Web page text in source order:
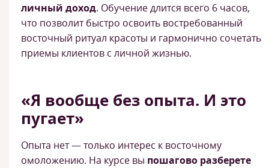
личный доход. Обучение длится всего 6 часов,
что позволит быстро освоить востребованный
восточный ритуал красоты и гармонично сочетать
приемы клиентов с личной жизнью.
«Я вообще без опыта. И это
пугает»
Опыта нет — только интерес к восточному
омоложению. На курсе вы пошагово разберете